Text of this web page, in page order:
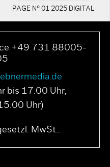
PAGE N° 01 2025 DIGITAL
+49 731 88005-
bis 17.00 Uhr,
Uhr)
MwSt..